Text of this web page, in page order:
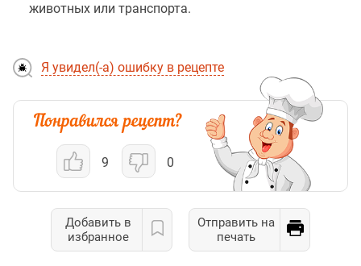
животных или транспорта.
Я увидел(-а) ошибку в рецепте
9 0
Добавить в
избранное
Отправить на
печать